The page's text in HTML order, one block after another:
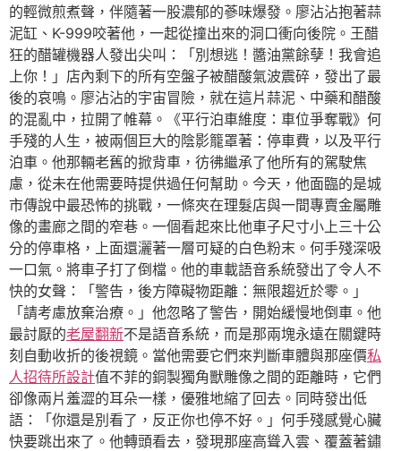
的輕微煎煮聲，伴隨著一股濃郁的蔘味爆發。廖沾沾抱著蒜
泥缸、K-999咬著他，一起從撞出來的洞口衝向後院。王醋
狂的醋罐機器人發出尖叫：「別想逃！醬油黨餘孽！我會追
上你！」店內剩下的所有空盤子被醋酸氣波震碎，發出了最
後的哀鳴。廖沾沾的宇宙冒險，就在這片蒜泥、中藥和醋酸
的混亂中，拉開了帷幕。《平行泊車維度：車位爭奪戰》何
手殘的人生，被兩個巨大的陰影籠罩著：停車費，以及平行
泊車。他那輛老舊的掀背車，彷彿繼承了他所有的駕駛焦
慮，從未在他需要時提供過任何幫助。今天，他面臨的是城
市傳說中最恐怖的挑戰，一條夾在理髮店與一間專賣金屬雕
像的畫廊之間的窄巷。一個看起來比他車子尺寸小上三十公
分的停車格，上面還灑著一層可疑的白色粉末。何手殘深吸
一口氣。將車子打了倒檔。他的車載語音系統發出了令人不
快的女聲：「警告，後方障礙物距離：無限趨近於零。」
「請考慮放棄治療。」他忽略了警告，開始緩慢地倒車。他
最討厭的老屋翻新不是語音系統，而是那兩塊永遠在關鍵時
刻自動收折的後視鏡。當他需要它們來判斷車體與那座價私
人招待所設計值不菲的銅製獨角獸雕像之間的距離時，它們
卻像兩片羞澀的耳朵一樣，優雅地縮了回去。同時發出低
語：「你還是別看了，反正你也停不好。」何手殘感覺心臟
快要跳出來了。他轉頭看去，發現那座高聳入雲、覆蓋著鏽